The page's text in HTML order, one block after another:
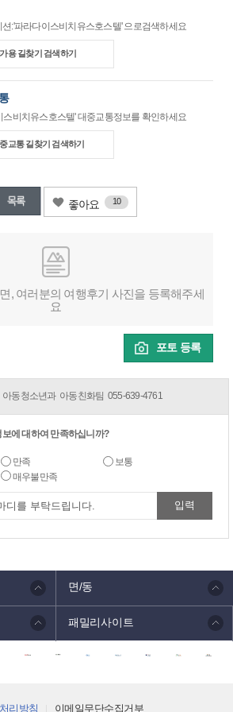
:'파라다이스비치유스호스텔' 으로검색하세요
용 길찾기 검색하기
스비치유스호스텔' 대중교통정보를 확인하세요
교통 길찾기 검색하기
좋아요 10
, 여러분의 여행후기 사진을 등록해주세
요
포토 등록
아동청소년과 아동친화팀 055-639-4761
에 대하여 만족하십니까?
만족
보통
매우불만족
면/동
패밀리사이트
리방침 이메일무단수집거부